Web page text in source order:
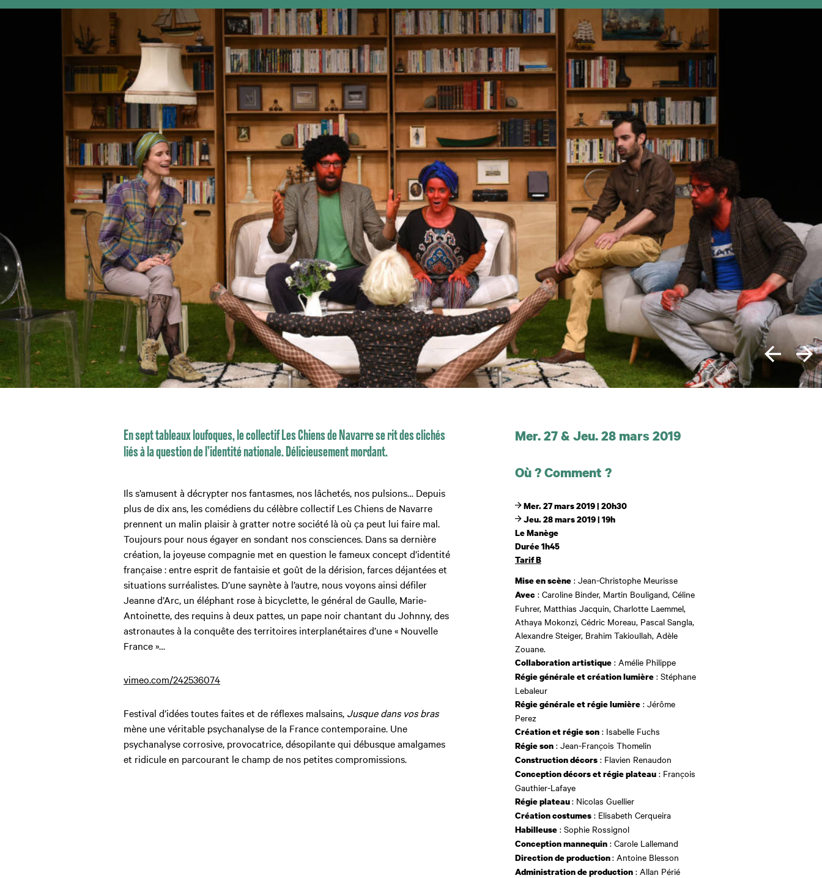
En sept tableaux loufoques, le collectif Les Chiens de Navarre se rit des clichés
liés à la question de l’identité nationale. Délicieusement mordant.
Ils s’amusent à décrypter nos fantasmes, nos lâchetés, nos pulsions… Depuis
plus de dix ans, les comédiens du célèbre collectif Les Chiens de Navarre
prennent un malin plaisir à gratter notre société là où ça peut lui faire mal.
Toujours pour nous égayer en sondant nos consciences. Dans sa dernière
création, la joyeuse compagnie met en question le fameux concept d’identité
française : entre esprit de fantaisie et goût de la dérision, farces déjantées et
situations surréalistes. D’une saynète à l’autre, nous voyons ainsi défiler
Jeanne d’Arc, un éléphant rose à bicyclette, le général de Gaulle, Marie-
Antoinette, des requins à deux pattes, un pape noir chantant du Johnny, des
astronautes à la conquête des territoires interplanétaires d’une « Nouvelle
France »…
vimeo.com/242536074
Festival d’idées toutes faites et de réflexes malsains, Jusque dans vos bras
mène une véritable psychanalyse de la France contemporaine. Une
psychanalyse corrosive, provocatrice, désopilante qui débusque amalgames
et ridicule en parcourant le champ de nos petites compromissions.
Dates et horaires
Mer. 27 & Jeu. 28 mars 2019
Où ? Comment ?
Mer. 27 mars 2019 | 20h30
Jeu. 28 mars 2019 | 19h
Le Manège
Durée 1h45
Tarif B
Mise en scène : Jean-Christophe Meurisse
Avec : Caroline Binder, Martin Bouligand, Céline
Fuhrer, Matthias Jacquin, Charlotte Laemmel,
Athaya Mokonzi, Cédric Moreau, Pascal Sangla,
Alexandre Steiger, Brahim Takioullah, Adèle
Zouane.
Collaboration artistique : Amélie Philippe
Régie générale et création lumière : Stéphane
Lebaleur
Régie générale et régie lumière : Jérôme
Perez
Création et régie son : Isabelle Fuchs
Régie son : Jean-François Thomelin
Construction décors : Flavien Renaudon
Conception décors et régie plateau : François
Gauthier-Lafaye
Régie plateau: Nicolas Guellier
Création costumes : Elisabeth Cerqueira
Habilleuse : Sophie Rossignol
Conception mannequin : Carole Lallemand
Direction de production: Antoine Blesson
Administration de production : Allan Périé